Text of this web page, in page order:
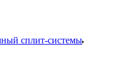
сплит-системы